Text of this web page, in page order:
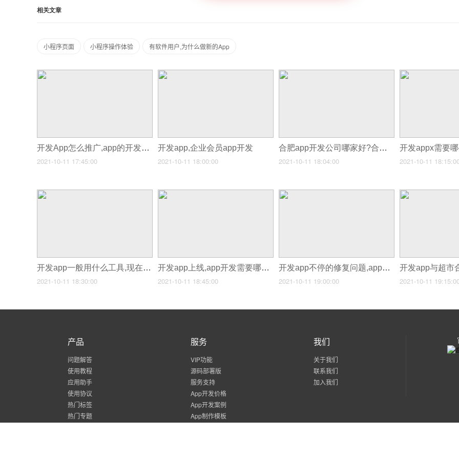
相关文章
小程序页面 小程序操作体验 有软件用户,为什么做新的App
开发App怎么推广,app的开发推广
2021-10-11 17:45:00
开发app,企业会员app开发
2021-10-11 18:00:00
合肥app开发公司哪家好?合肥软件开发公司排名
2021-10-11 18:04:00 2021-10-11
开发app一般用什么工具,现在开发APP主要用什么工具
2021-10-11 18:30:00
开发app上线,app开发需要哪些技术人员
2021-10-11 18:45:00
开发app不停的修复问题,app开发未来
2021-10-11 19:00:00 2021-10-11
产品
问题解答
使用教程
应用助手
使用协议
热门标签
热门专题
服务
VIP功能
源码部署版
服务支持
App开发价格
App开发案例
App制作模板
我们
关于我们
联系我们
加入我们